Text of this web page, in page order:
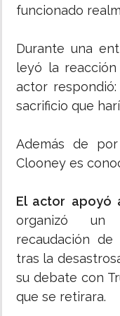
funcionado
Durante una
leyó la
actor
sacrificio que
Además de
Clooney es
El actor apoyó
organizó un
recaudación
tras la
su debate con
que se retirara.